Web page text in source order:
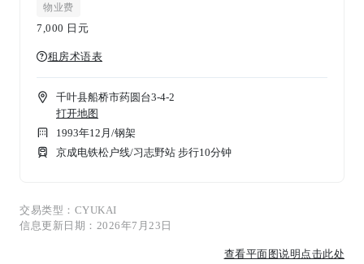
物业费
7,000 日元
租房术语表
千叶县船桥市药圆台3-4-2
打开地图
1993年12月 /钢架
京成电铁松户线/习志野站 步行10分钟
交易类型：CYUKAI
信息更新日期：2026年7月23日
查看平面图说明点击此处